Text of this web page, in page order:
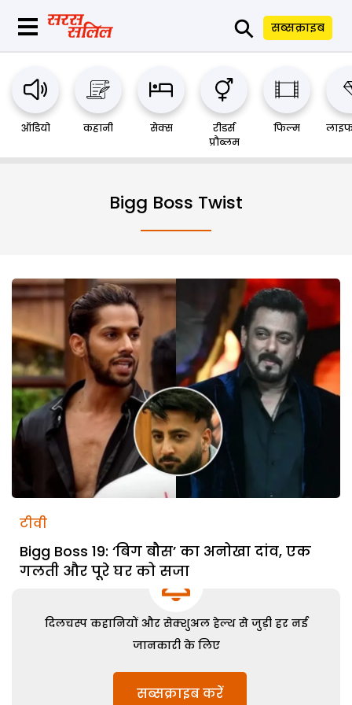
⚲ सब्सक्राइब
ऑडियो कहानी सेक्स
रीडर्स
प्रौब्लम
फिल्म
Bigg Boss Twist
टीवी
Bigg Boss 19: ‘बिग बौस’ का अनोखा दांव, एक
गलती और पूरे घर को सजा
दिलचस्प कहानियों और सेक्शुअल हेल्थ से जुड़ी हर नई
जानकारी के लिए
सब्सक्राइब करें